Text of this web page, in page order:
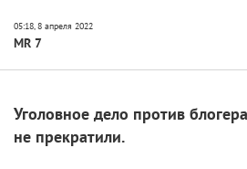
MR 7
Уголовное дело против
не прекратили.